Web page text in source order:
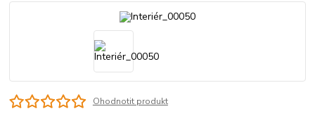
Ohodnotit produkt